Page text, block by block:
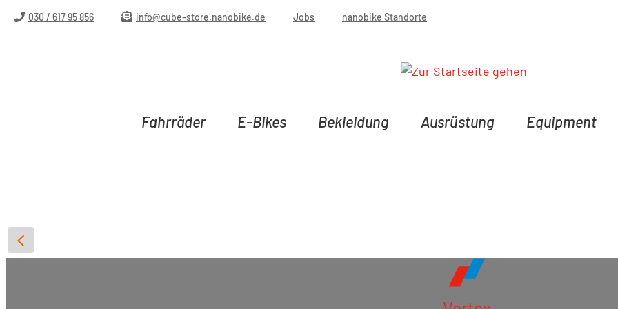
Hauptinhalt springen
Zur Suche springen
Zur Hauptnavigation springen
030 / 617 95 856 info@cube-store.nanobike.de Jobs nanobike Standorte
Fahrräder E-Bikes Bekleidung Ausrüstung Equipment